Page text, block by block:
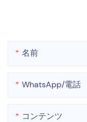
名前
WhatsApp/電話
コンテンツ